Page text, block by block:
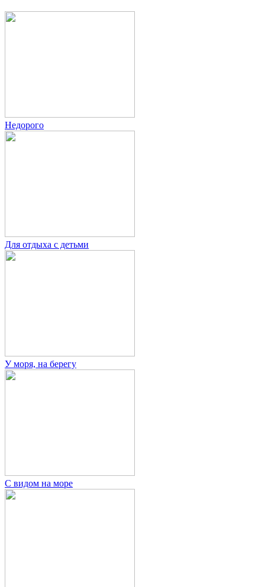
Недорого
Для отдыха с детьми
У моря, на берегу
С видом на море